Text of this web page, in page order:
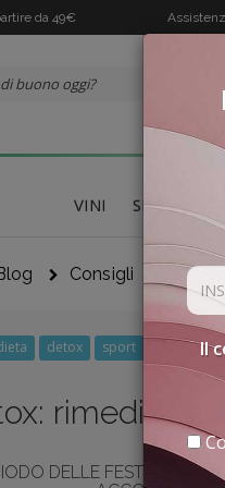
da 49€
VINI SPECIALITÀ
Consigli
detox sport frutta
rimedi
DELLE FESTIVITÀ
Il